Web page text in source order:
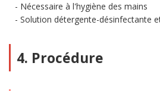
Nécessaire à l'hygiène des mains
Solution détergente-désinfectante
4. Procédure